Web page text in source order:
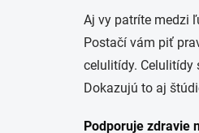
Aj vy patríte medzi
Postačí vám piť
celulitídy. Celulitídy
Dokazujú to aj
Podporuje zdravie